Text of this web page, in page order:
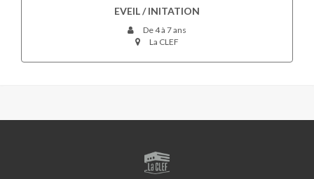
EVEIL / INITATION
De 4 à 7 ans
La CLEF
LA
CLEF